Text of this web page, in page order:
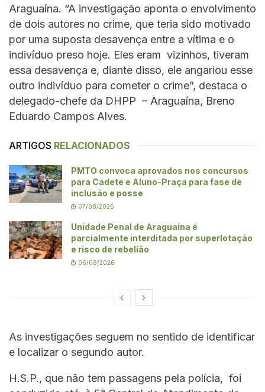
Araguaína. “A investigação aponta o envolvimento
de dois autores no crime, que teria sido motivado
por uma suposta desavença entre a vítima e o
indivíduo preso hoje. Eles eram vizinhos, tiveram
essa desavença e, diante disso, ele angariou esse
outro indivíduo para cometer o crime”, destaca o
delegado-chefe da DHPP – Araguaína, Breno
Eduardo Campos Alves.
ARTIGOS RELACIONADOS
PMTO convoca aprovados nos concursos
para Cadete e Aluno-Praça para fase de
inclusão e posse
07/08/2026
Unidade Penal de Araguaína é
parcialmente interditada por superlotação
e risco de rebelião
06/08/2026
As investigações seguem no sentido de identificar
e localizar o segundo autor.
H.S.P., que não tem passagens pela polícia, foi